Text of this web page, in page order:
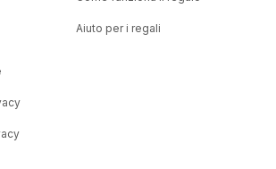
Aiuto per i regali